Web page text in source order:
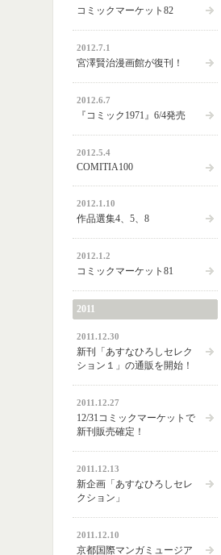
コミックマーケット82
2012.7.1
宮澤賢治漫画館が復刊！
2012.6.7
『コミック1971』6/4発売
2012.5.4
COMITIA100
2012.1.10
作品選集4、5、8
2012.1.2
コミックマーケット81
2011
2011.12.30
新刊「あすなひろしセレク
ション１」の通販を開始！
2011.12.27
12/31コミックマーケットで
新刊販売確定！
2011.12.13
新企画「あすなひろしセレ
クション」
2011.12.10
京都国際マンガミュージア